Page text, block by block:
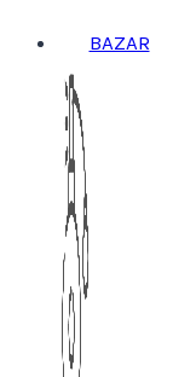
BAZAR